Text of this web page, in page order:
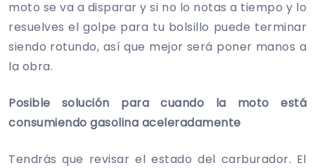
moto se va a disparar y si no lo notas a tiempo y lo
resuelves el golpe para tu bolsillo puede terminar
siendo rotundo, así que mejor será poner manos a
la obra.
Posible solución para cuando la moto está
consumiendo gasolina aceleradamente
Tendrás que revisar el estado del carburador. El